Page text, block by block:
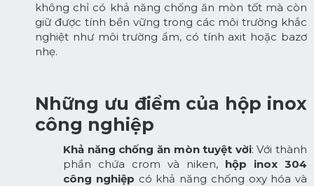
không chỉ có khả năng chống ăn mòn tốt mà còn
giữ được tính bền vững trong các môi trường khắc
nghiệt như môi trường ẩm, có tính axit hoặc bazơ
nhẹ.
Những ưu điểm của hộp inox
công nghiệp
Khả năng chống ăn mòn tuyệt vời: Với thành
phần chứa crom và niken, hộp inox 304
công nghiệp có khả năng chống oxy hóa và